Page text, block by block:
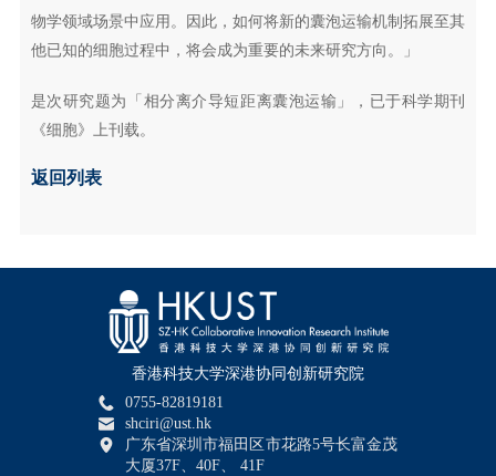
物学领域场景中应用。因此，如何将新的囊泡运输机制拓展至其
他已知的细胞过程中，将会成为重要的未来研究方向。」
是次研究题为「相分离介导短距离囊泡运输」，已于科学期刊
《细胞》上刊载。
返回列表
香港科技大学深港协同创新研究院
0755-82819181
shciri@ust.hk
广东省深圳市福田区市花路5号长富金茂
大厦37F、40F、 41F